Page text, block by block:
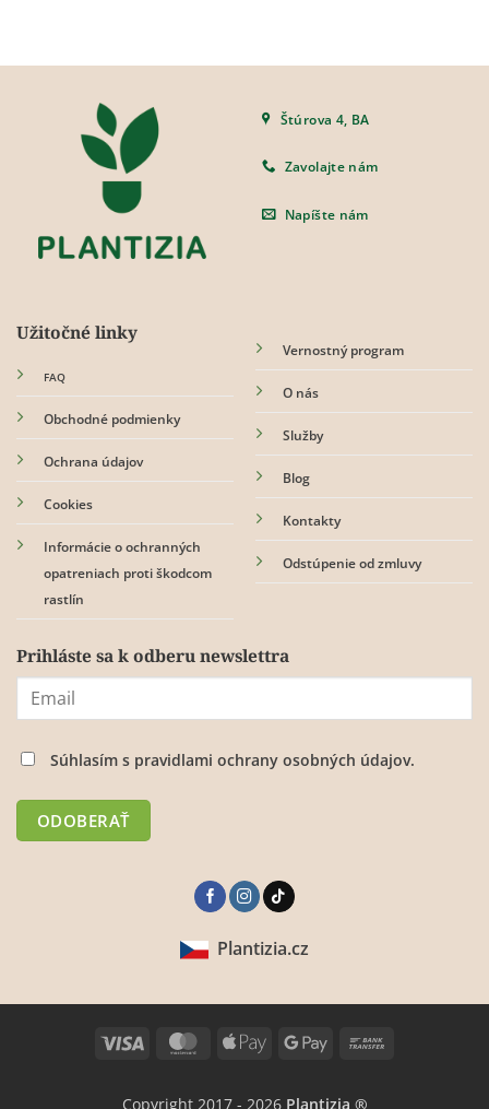
Štúrova 4, BA
Zavolajte nám
Napíšte nám
Užitočné linky
FAQ
Obchodné podmienky
Ochrana údajov
Cookies
Informácie o ochranných
opatreniach proti škodcom
rastlín
Vernostný program
O nás
Služby
Blog
Kontakty
Odstúpenie od zmluvy
Prihláste sa k odberu newslettra
Súhlasím s pravidlami ochrany osobných údajov.
Plantizia.cz
Visa MasterCard
Apple
Google
Copyright 2017 - 2026 Plantizia ®